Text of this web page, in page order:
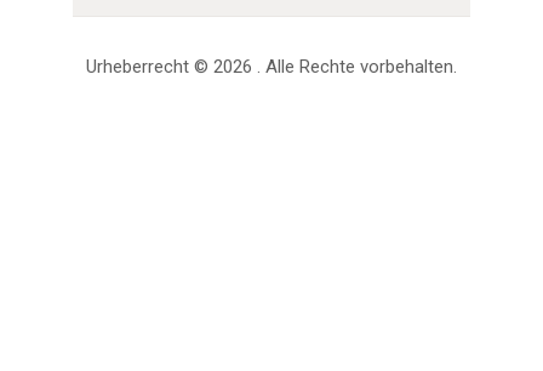
Urheberrecht © 2026 . Alle Rechte vorbehalten.